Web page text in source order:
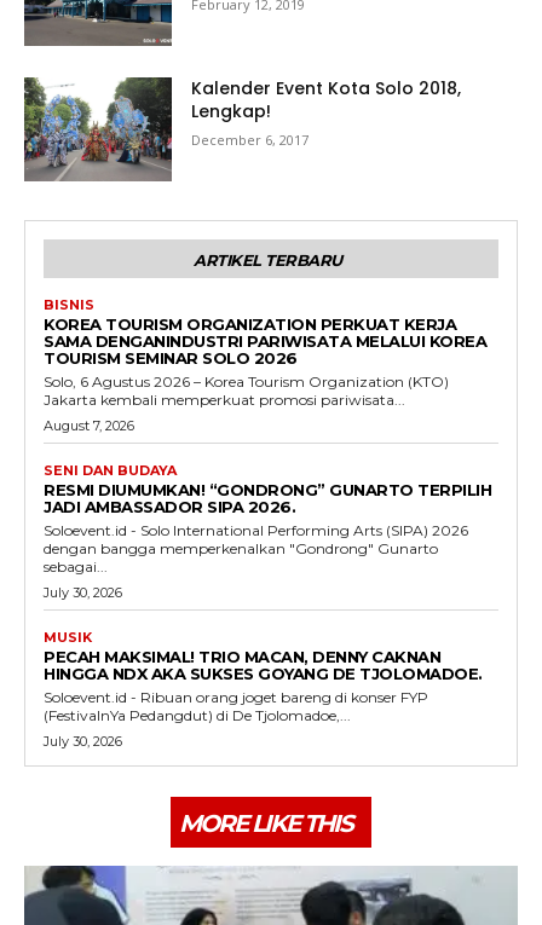
February 12, 2019
Kalender Event Kota Solo 2018,
Lengkap!
December 6, 2017
ARTIKEL TERBARU
BISNIS
KOREA TOURISM ORGANIZATION PERKUAT KERJA
SAMA DENGANINDUSTRI PARIWISATA MELALUI KOREA
TOURISM SEMINAR SOLO 2026
Solo, 6 Agustus 2026 – Korea Tourism Organization (KTO)
Jakarta kembali memperkuat promosi pariwisata...
August 7, 2026
SENI DAN BUDAYA
RESMI DIUMUMKAN! “GONDRONG” GUNARTO TERPILIH
JADI AMBASSADOR SIPA 2026.
Soloevent.id - Solo International Performing Arts (SIPA) 2026
dengan bangga memperkenalkan "Gondrong" Gunarto
sebagai...
July 30, 2026
MUSIK
PECAH MAKSIMAL! TRIO MACAN, DENNY CAKNAN
HINGGA NDX AKA SUKSES GOYANG DE TJOLOMADOE.
Soloevent.id - Ribuan orang joget bareng di konser FYP
(FestivalnYa Pedangdut) di De Tjolomadoe,...
July 30, 2026
MORE LIKE THIS